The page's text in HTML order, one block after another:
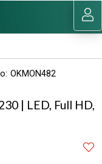
OKMON482
| LED, Full HD,